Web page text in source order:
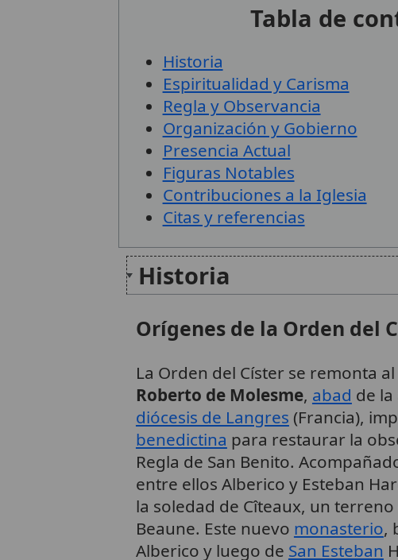
Tabla de
Historia
Espiritualidad y Carisma
Regla y Observancia
Organización y Gobierno
Presencia Actual
Figuras Notables
Contribuciones a la Iglesia
Citas y referencias
Historia
Orígenes de la Orden del
La Orden del Císter se remonta
Roberto de Molesme, abad de
diócesis de Langres (Francia),
benedictina para restaurar la
Regla de San Benito.
entre ellos Alberico y Esteban
la soledad de Cîteaux, un
Beaune. Este nuevo monasterio,
Alberico y luego de San Esteban